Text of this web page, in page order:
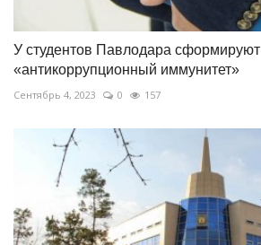
У студентов Павлодара сформируют
«антикоррупционный иммунитет»
Сентябрь 4, 2023 0 157